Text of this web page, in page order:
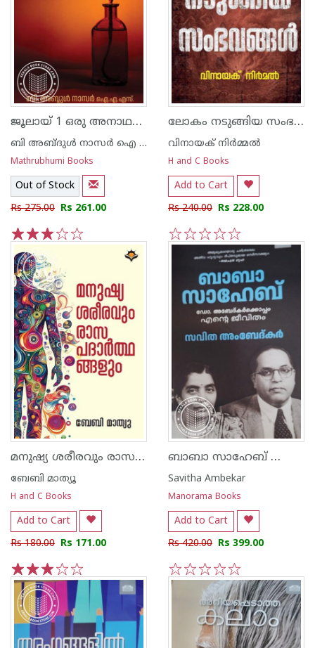
ജൂലായ് 1 ഒരു അനാഥബാല്യത്തിന്റെ ആത്മഗതം
ബി അബ്ദുള്‍ നാസര്‍ ഐ എ എസ്
Mathrubhumi Books
Out of Stock
Rs 275.00 Rs 261.00
5
4
3
2
1
ലോകം നടുങ്ങിയ സംഭവങ്ങൾ
വിനായക് നിര്‍മ്മല്‍
H and C Books
Add to Cart
Rs 240.00 Rs 228.00
5
4
3
2
1
മനുഷ്യ ശരീരവും രാസ പദാർത്ഥങ്ങളും
ബേബി മാത്യൂ
H and C Books
Add to Cart
Rs 180.00 Rs 171.00
5
4
3
2
1
ബാബാ സാഹേബ് ഡോ. അബേദ്കർക്കൊപ്പം എൻ്റെ ജീവിതം
Savitha Ambekar
Manorama Books
Add to Cart
Rs 420.00 Rs 399.00
5
4
3
2
1